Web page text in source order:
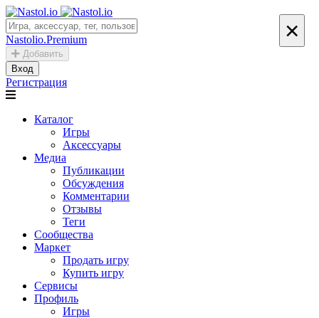
Nastolio.Premium
Добавить
Вход
Регистрация
Каталог
Игры
Аксессуары
Медиа
Публикации
Обсуждения
Комментарии
Отзывы
Теги
Сообщества
Маркет
Продать игру
Купить игру
Сервисы
Профиль
Игры
×